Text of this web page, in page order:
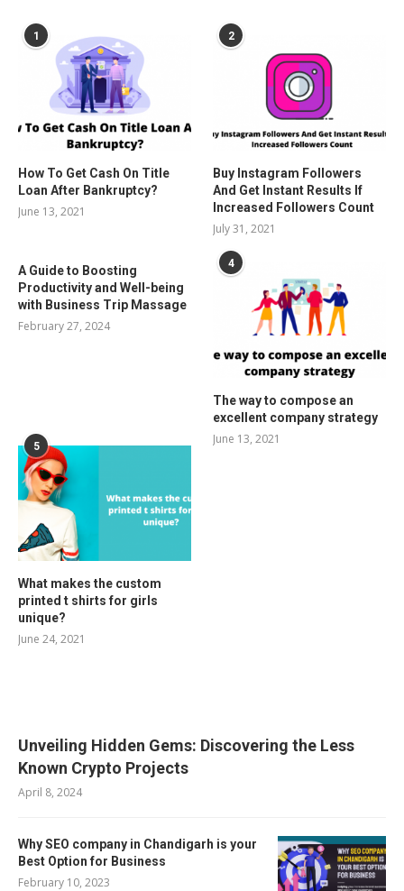
1
How To Get Cash On Title
Loan After Bankruptcy?
June 13, 2021
2
Buy Instagram Followers
And Get Instant Results If
Increased Followers Count
July 31, 2021
A Guide to Boosting
Productivity and Well-being
with Business Trip Massage
February 27, 2024
4
The way to compose an
excellent company strategy
June 13, 2021
5
What makes the custom
printed t shirts for girls
unique?
June 24, 2021
Unveiling Hidden Gems: Discovering the Less
Known Crypto Projects
April 8, 2024
Why SEO company in Chandigarh is your
Best Option for Business
February 10, 2023